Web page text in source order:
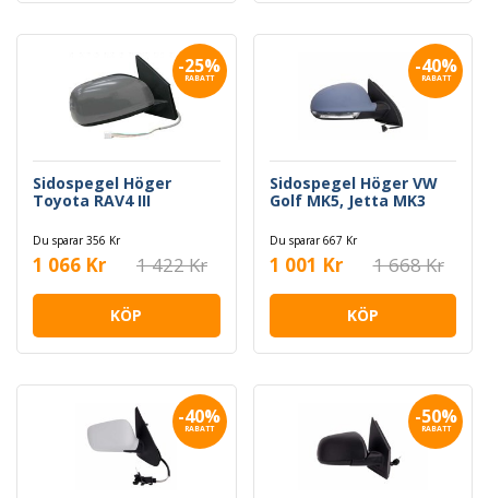
-25%
RABATT
Sidospegel Höger
Toyota RAV4 III
Du sparar 356 Kr
1 066 Kr 1 422 Kr
KÖP
-40%
RABATT
Sidospegel Höger VW
Golf MK5, Jetta MK3
Du sparar 667 Kr
1 001 Kr 1 668 Kr
KÖP
-40%
RABATT
-50%
RABATT